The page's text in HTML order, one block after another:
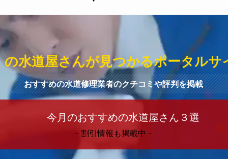
の水道屋さんが見つかるポータルサ
おすすめの水道修理業者のクチコミや評判を掲載
今月のおすすめの水道屋さん３選
－割引情報も掲載中－